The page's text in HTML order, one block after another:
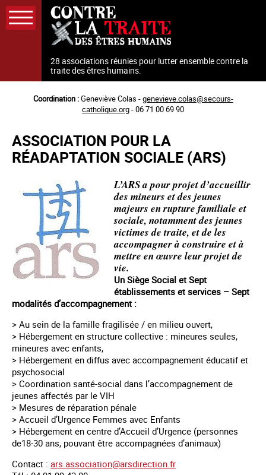
Aller
au
contenu
28 associations réunies pour lutter ensemble contre la
traite des êtres humains.
Coordination :Geneviève Colas -genevieve.colas@secours-
catholique.org- 06 71 00 69 90
ASSOCIATION POUR LA
RÉADAPTATION SOCIALE (ARS)
L’ARS a pour projet d’accueillir
des mineurs et des jeunes
majeurs en rupture familiale et
sociale, notamment des jeunes
victimes de traite, et de les
accompagner à construire et à
mettre en œuvre leur projet de
vie.
Un Siège Social et Sept
établissements et services – Sept
modalités d’accompagnement :
> Au sein de la famille fragilisée / en milieu ouvert,
> Hébergement en structure collective : mineures seules,
mineures avec enfants,
> Hébergement en diffus avec accompagnement éducatif et
psychosocial
> Coordination santé-social dans l’accompagnement de
jeunes affectés par le VIH
> Mesures de réparation pénale
> Accueil d’Urgence Femmes avec Enfants
> Hébergement en centre d’Accueil d’Urgence (personnes
de18-30 ans, pouvant être accompagnées d’animaux)
Contact : ars.association@arsdirection.fr